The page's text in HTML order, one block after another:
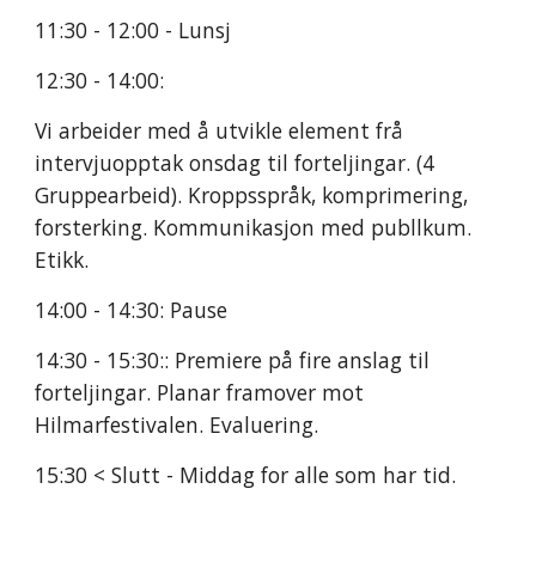
11:30 - 12:00 - Lunsj
12:30 - 14:00:
Vi arbeider med å utvikle element frå
intervjuopptak onsdag til forteljingar. (4
Gruppearbeid). Kroppsspråk, komprimering,
forsterking. Kommunikasjon med publlkum.
Etikk.
14:00 - 14:30: Pause
14:30 - 15:30:: Premiere på fire anslag til
forteljingar. Planar framover mot
Hilmarfestivalen. Evaluering.
15:30 < Slutt - Middag for alle som har tid.